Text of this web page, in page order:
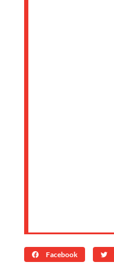
Facebook